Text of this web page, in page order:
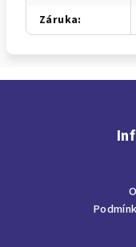
Záruka: